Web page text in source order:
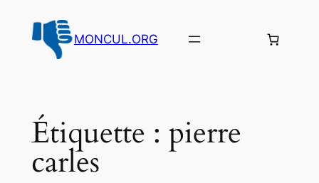
contenu
MONCUL.ORG
Étiquette : pierre
carles